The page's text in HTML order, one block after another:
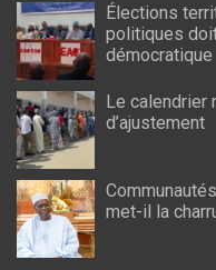
Élections
politiques
démocratique
Le calendrier
d’ajustement
met-il la